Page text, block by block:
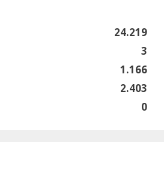
24.219
3
1.166
2.403
0